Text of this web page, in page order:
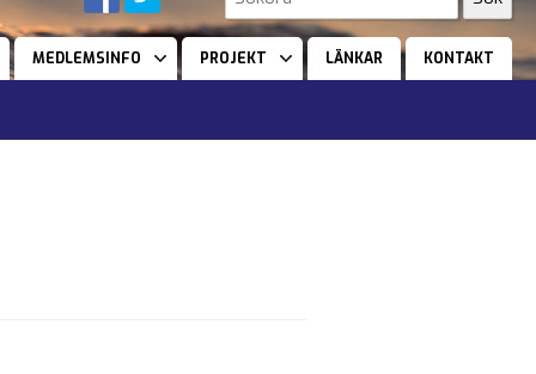
MEDLEMSINFO PROJEKT LÄNKAR KONTAKT